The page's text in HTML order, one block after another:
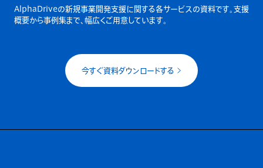
AlphaDriveの新規事業開発支援に関する各サービスの資料です。 支援
概要から事例集まで、幅広くご用意しています。
今すぐ資料ダウンロードする